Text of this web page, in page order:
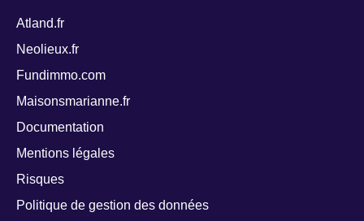
Atland.fr
Neolieux.fr
Fundimmo.com
Maisonsmarianne.fr
Documentation
Mentions légales
Risques
Politique de gestion des données